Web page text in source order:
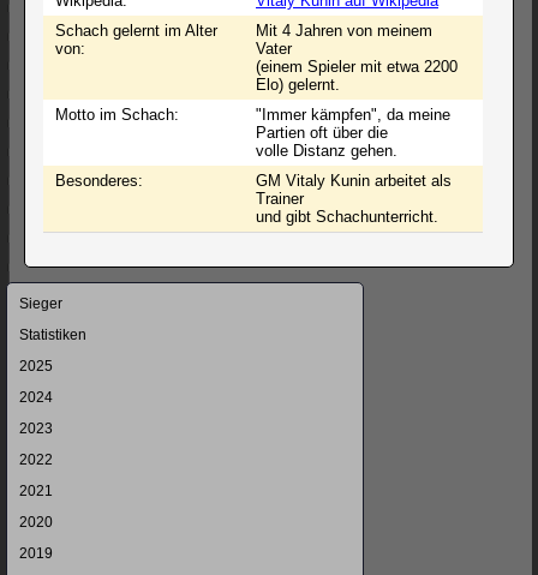
Schach gelernt im Alter
von:
Mit 4 Jahren von meinem
Vater
(einem Spieler mit etwa 2200
Elo) gelernt.
Motto im Schach:
"Immer kämpfen", da meine
Partien oft über die
volle Distanz gehen.
Besonderes:
GM Vitaly Kunin arbeitet als
Trainer
und gibt Schachunterricht.
Navigation
Sieger
Statistiken
2025
2024
2023
2022
2021
2020
2019